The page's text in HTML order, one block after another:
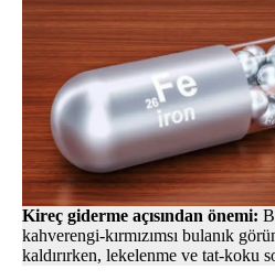
Kireç giderme açısından önemi:
kahverengi-kırmızımsı bulanık
kaldırırken, lekelenme ve tat-koku